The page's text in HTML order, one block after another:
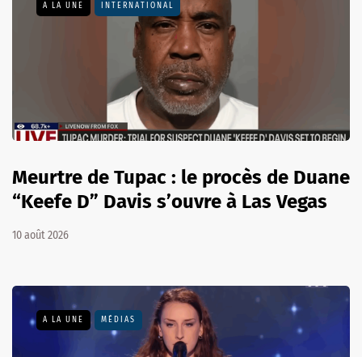
A LA UNE INTERNATIONAL
Meurtre de Tupac : le procès de Duane
“Keefe D” Davis s’ouvre à Las Vegas
10 août 2026
A LA UNE MÉDIAS